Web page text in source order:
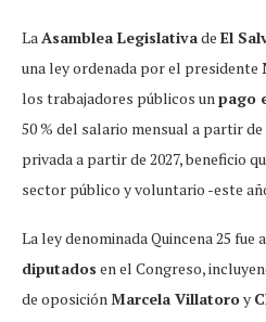
La Asamblea Legislativade El
una ley ordenada por el presidente
los trabajadores públicos un pago
50 % del salario mensual a partir
privada a partir de 2027, beneficio
sector público y voluntario -este
La ley denominada Quincena 25
diputados en el Congreso,
de oposición Marcela Villatoroy